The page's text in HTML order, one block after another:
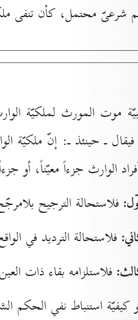
محتمل، كأن تنفى
موت المورث لملكيّة
فيقال ـ حينئذ ـ: إنّ ملكيّة
الوارث جزءاً معيّناً، أو
فلاستحالة الترجيح
فلاستحالة الترديد في
فلاستلزامه بقاء ذات
كيفيّة استنباط نفي الحكم